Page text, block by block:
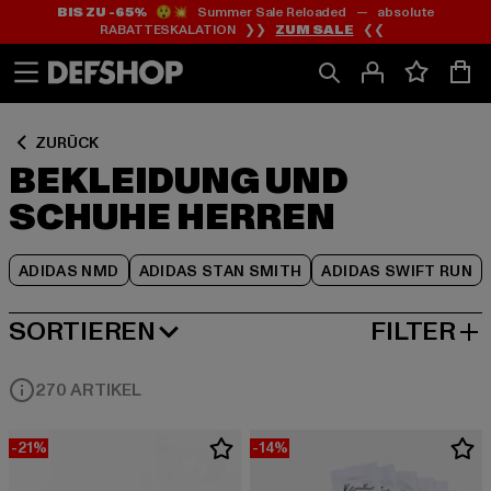
Zum
Inhalt
springen
Zum
Fußzeile
springen
BIS ZU -65%😲💥 Summer Sale Reloaded — absolute
RABATTESKALATION ❯❯ ZUM SALE ❮❮
ZURÜCK
BEKLEIDUNG UND
SCHUHE HERREN
ADIDAS NMD ADIDAS STAN SMITH ADIDAS SWIFT RUN
Zum
Produktraster
springen
SORTIEREN
BELIEBTESTE FILTER
270 ARTIKEL
-21% -14%